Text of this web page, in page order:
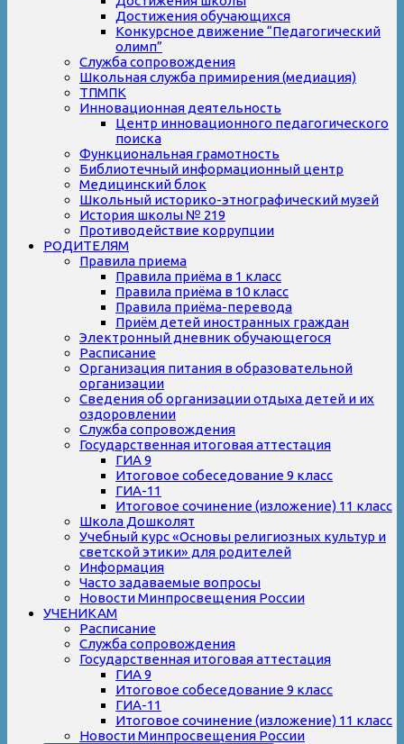
Достижения обучающихся
Конкурсное движение “Педагогический
олимп”
Служба сопровождения
Школьная служба примирения (медиация)
ТПМПК
Инновационная деятельность
Центр инновационного педагогического
поиска
Функциональная грамотность
Библиотечный информационный центр
Медицинский блок
Школьный историко-этнографический музей
История школы № 219
Противодействие коррупции
РОДИТЕЛЯМ
Правила приема
Правила приёма в 1 класс
Правила приёма в 10 класс
Правила приёма-перевода
Приём детей иностранных граждан
Электронный дневник обучающегося
Расписание
Организация питания в образовательной
организации
Сведения об организации отдыха детей и их
оздоровлении
Служба сопровождения
Государственная итоговая аттестация
ГИА 9
Итоговое собеседование 9 класс
ГИА-11
Итоговое сочинение (изложение) 11 класс
Школа Дошколят
Учебный курс «Основы религиозных культур и
светской этики» для родителей
Информация
Часто задаваемые вопросы
Новости Минпросвещения России
УЧЕНИКАМ
Расписание
Служба сопровождения
Государственная итоговая аттестация
ГИА 9
Итоговое собеседование 9 класс
ГИА-11
Итоговое сочинение (изложение) 11 класс
Новости Минпросвещения России